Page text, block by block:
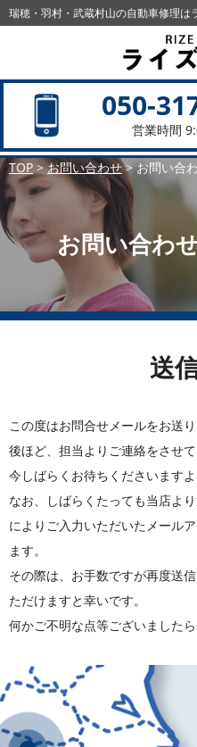
瑞穂・羽村・武蔵村山の自動車修理は
050-
営業時間
TOP >お問い合わせ>お問い合
お問い合わ
送
この度はお問合せメールをお送
後ほど、担当よりご連絡をさせて
今しばらくお待ちくださいます
なお、しばらくたっても当店よ
によりご入力いただいたメール
ます。
その際は、お手数ですが再度送
ただけますと幸いです。
何かご不明な点等ございました